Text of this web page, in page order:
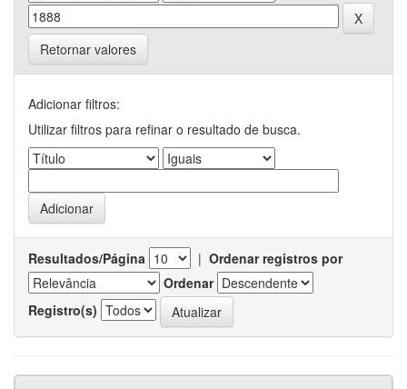
Retornar valores
Adicionar filtros:
Utilizar filtros para refinar o resultado de busca.
Resultados/Página | Ordenar registros por
Ordenar
Registro(s)